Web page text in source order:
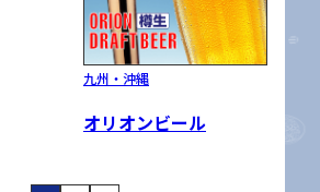
九州・沖縄
オリオンビール